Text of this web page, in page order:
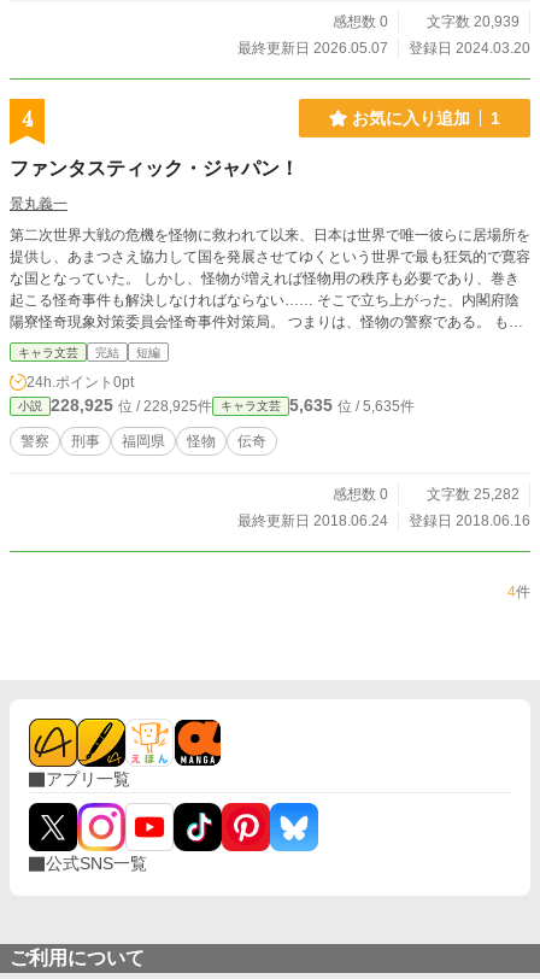
感想数 0
文字数 20,939
最終更新日 2026.05.07
登録日 2024.03.20
4 お気に入り追加 1
ファンタスティック・ジャパン！
景丸義一
第二次世界大戦の危機を怪物に救われて以来、日本は世界で唯一彼らに居場所を
提供し、あまつさえ協力して国を発展させてゆくという世界で最も狂気的で寛容
な国となっていた。 しかし、怪物が増えれば怪物用の秩序も必要であり、巻き
起こる怪奇事件も解決しなければならない…… そこで立ち上がった、内閣府陰
陽寮怪奇現象対策委員会怪奇事件対策局。 つまりは、怪物の警察である。 もは
やネイバー（お隣さん）と呼ばれるまでに当たり前となった人妖入り乱れる日本
で、国民の安全と国家の秩序を守るため、怪物警察は今日も元気に暴れ回る！
う～ん、ファンタスティック。 ※この作品は『カクヨム』、『小説家になろ
う』にも掲載しています。
キャラ文芸 完結 短編
24h.ポイント 0pt
小説 228,925 位 / 228,925件 キャラ文芸 5,635 位 / 5,635件
警察 刑事 福岡県 怪物 伝奇
感想数 0
文字数 25,282
最終更新日 2018.06.24
登録日 2018.06.16
4件
アプリ一覧
公式SNS一覧
ご利用について